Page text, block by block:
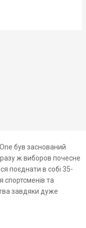
був заснований
ж виборов почесне
поєднати в собі 35-
спортсменів та
завдяки дуже